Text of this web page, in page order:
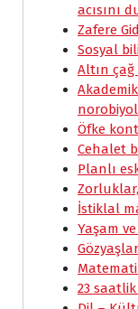
acısını
Zafere
Sosyal
Altın
Öfke
Cehalet
Planlı
İstiklal
Yaşam
23